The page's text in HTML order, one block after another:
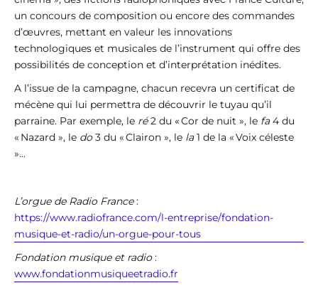
un concours de composition ou encore des commandes
d’œuvres, mettant en valeur les innovations
technologiques et musicales de l’instrument qui offre des
possibilités de conception et d’interprétation inédites.
A l’issue de la campagne, chacun recevra un certificat de
mécène qui lui permettra de découvrir le tuyau qu’il
parraine. Par exemple, le ré2 du « Cor de nuit », le fa4 du
« Nazard », le do3 du « Clairon », le la1 de la « Voix céleste
»…
L’orgue de Radio France:
https://www.radiofrance.com/l-entreprise/fondation-
musique-et-radio/un-orgue-pour-tous
Fondation musique et radio:
www.fondationmusiqueetradio.fr